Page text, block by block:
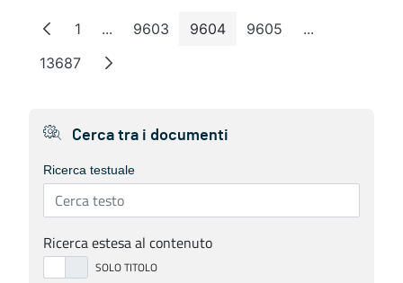
Pagina
1 ...Pagine intermedie
Pagina
9603 Pagina
9604 Pagina
9605 ...Pagine
Pagina
13687
Cerca tra i documenti
Ricerca testuale
Ricerca estesa al contenuto